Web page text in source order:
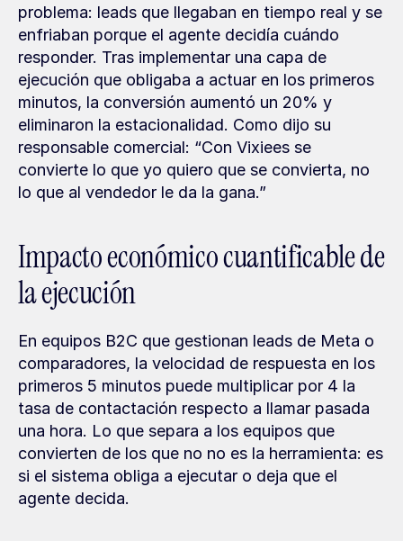
problema: leads que llegaban en tiempo real y se
enfriaban porque el agente decidía cuándo
responder. Tras implementar una capa de
ejecución que obligaba a actuar en los primeros
minutos, la conversión aumentó un 20% y
eliminaron la estacionalidad. Como dijo su
responsable comercial: “Con Vixiees se
convierte lo que yo quiero que se convierta, no
lo que al vendedor le da la gana.”
Impacto económico cuantificable de
la ejecución
En equipos B2C que gestionan leads de Meta o
comparadores, la velocidad de respuesta en los
primeros 5 minutos puede multiplicar por 4 la
tasa de contactación respecto a llamar pasada
una hora. Lo que separa a los equipos que
convierten de los que no no es la herramienta: es
si el sistema obliga a ejecutar o deja que el
agente decida.